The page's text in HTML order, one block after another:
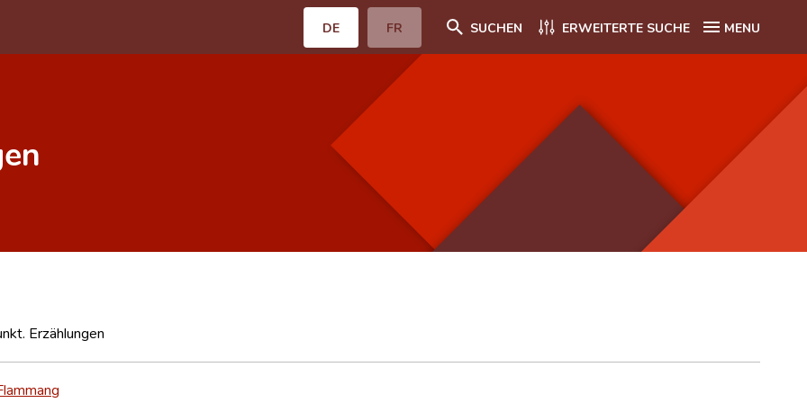
DE FR SUCHEN ERWEITERTE SUCHE MENU
Erzählungen